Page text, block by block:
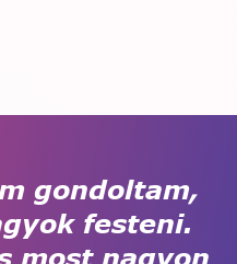
gondoltam,
festeni.